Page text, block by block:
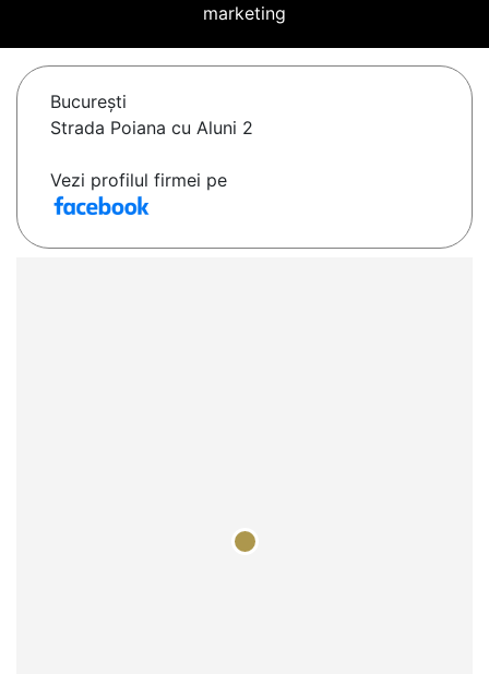
marketing
Bucureşti
Strada Poiana cu Aluni 2
Vezi profilul firmei pe